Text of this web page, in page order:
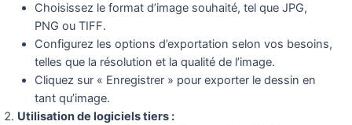
Choisissez le format d’image souhaité, tel que JPG,
PNG ou TIFF.
Configurez les options d’exportation selon vos besoins,
telles que la résolution et la qualité de l’image.
Cliquez sur « Enregistrer » pour exporter le dessin en
tant qu’image.
Utilisation de logiciels tiers :